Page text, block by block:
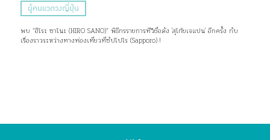
ผู้คนแวดวงญี่ปุ่น
พบ “ฮิโระ ซาโนะ (HIRO SANO)” พิธีกรรายการทีวีชื่อดัง 'สุโก้ยเจแปน' อีกครั้ง กับ
เรื่องราวระหว่างทางท่องเที่ยวที่ซัปโปโร (Sapporo) !